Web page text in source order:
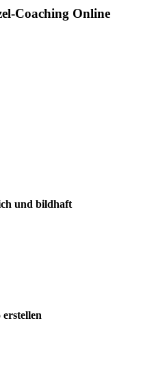
Coaching Online
und bildhaft